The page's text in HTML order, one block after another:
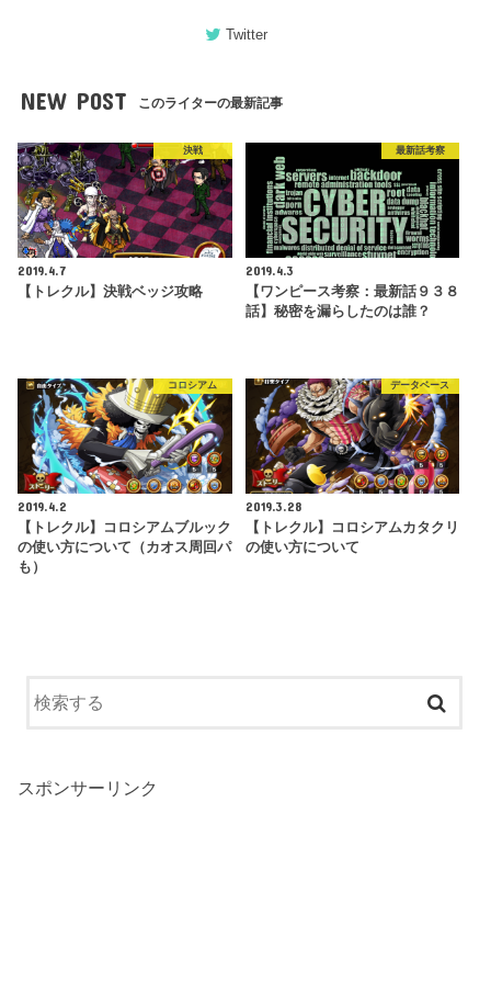
Twitter
NEW POST このライターの最新記事
決戦
2019.4.7
【トレクル】決戦ベッジ攻略
最新話考察
2019.4.3
【ワンピース考察：最新話９３８
話】秘密を漏らしたのは誰？
コロシアム
2019.4.2
【トレクル】コロシアムブルック
の使い方について（カオス周回パ
も）
データベース
2019.3.28
【トレクル】コロシアムカタクリ
の使い方について
スポンサーリンク